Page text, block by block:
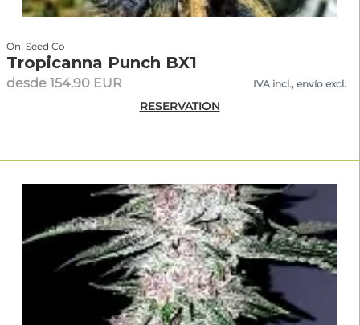
Oni Seed Co
Tropicanna Punch BX1
desde 154.90 EUR IVA incl., envío excl.
RESERVATION